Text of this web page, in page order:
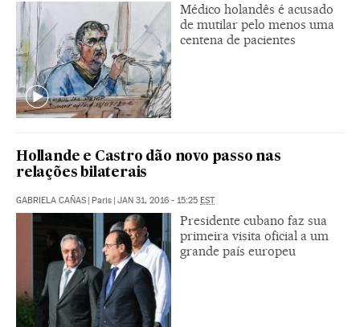
Médico holandês é acusado
de mutilar pelo menos uma
centena de pacientes
Hollande e Castro dão novo passo nas
relações bilaterais
GABRIELA CAÑAS | Paris | JAN 31, 2016 - 15:25 EST
Presidente cubano faz sua
primeira visita oficial a um
grande país europeu